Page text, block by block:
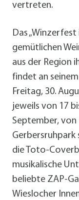
vertreten.
Das
gemütlichen
aus der Region
findet an
Freitag, 30.
jeweils von 17
September, von
die Toto-
musikalische
beliebte ZAP-
Wieslocher